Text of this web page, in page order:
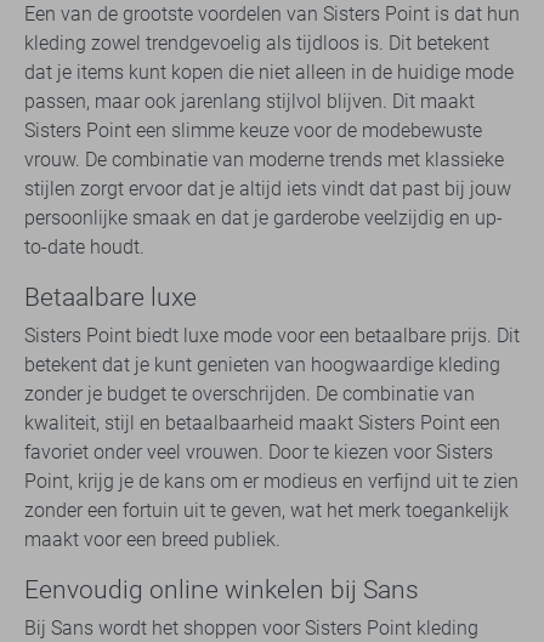
Een van de grootste voordelen van Sisters Point is dat hun
kleding zowel trendgevoelig als tijdloos is. Dit betekent
dat je items kunt kopen die niet alleen in de huidige mode
passen, maar ook jarenlang stijlvol blijven. Dit maakt
Sisters Point een slimme keuze voor de modebewuste
vrouw. De combinatie van moderne trends met klassieke
stijlen zorgt ervoor dat je altijd iets vindt dat past bij jouw
persoonlijke smaak en dat je garderobe veelzijdig en up-
to-date houdt.
Betaalbare luxe
Sisters Point biedt luxe mode voor een betaalbare prijs. Dit
betekent dat je kunt genieten van hoogwaardige kleding
zonder je budget te overschrijden. De combinatie van
kwaliteit, stijl en betaalbaarheid maakt Sisters Point een
favoriet onder veel vrouwen. Door te kiezen voor Sisters
Point, krijg je de kans om er modieus en verfijnd uit te zien
zonder een fortuin uit te geven, wat het merk toegankelijk
maakt voor een breed publiek.
Eenvoudig online winkelen bij Sans
Bij Sans wordt het shoppen voor Sisters Point kleding